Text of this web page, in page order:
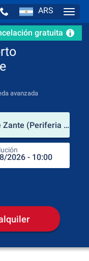
ARS
gratuita
avanzada
Aeropuerto Internacional de Zante (Periferia de Islas Jónicas / Grecia)